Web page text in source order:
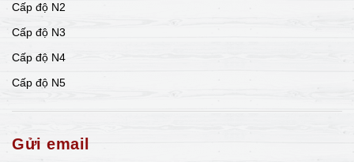
Cấp độ N2
Cấp độ N3
Cấp độ N4
Cấp độ N5
Gửi email